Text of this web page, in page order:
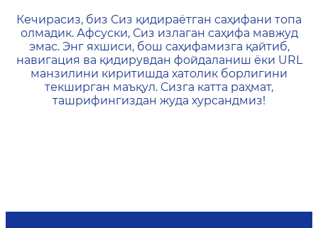
404 — Страница не
Кечирасиз, биз Сиз қидираётган саҳифани топа
олмадик. Афсуски, Сиз излаган саҳифа мавжуд
эмас. Энг яхшиси, бош саҳифамизга қайтиб,
навигация ва қидирувдан фойдаланиш ёки URL
манзилини киритишда хатолик борлигини
текширган маъқул. Сизга катта раҳмат,
ташрифингиздан жуда хурсандмиз!